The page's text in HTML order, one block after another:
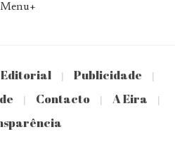
Menu+
| Publicidade |
| Contacto | A Eira |